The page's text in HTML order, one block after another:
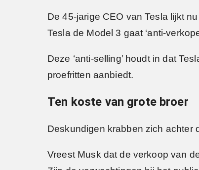
De 45-jarige CEO van Tesla lijkt
Tesla de Model 3 gaat ‘anti-
Deze ‘anti-selling’ houdt in dat
proefritten aanbiedt.
Ten koste van grote broer
Deskundigen krabben zich achter
Vreest Musk dat de verkoop van